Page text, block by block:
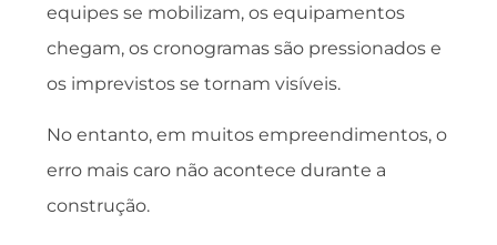
equipes se mobilizam, os equipamentos
chegam, os cronogramas são pressionados e
os imprevistos se tornam visíveis.
No entanto, em muitos empreendimentos, o
erro mais caro não acontece durante a
construção.